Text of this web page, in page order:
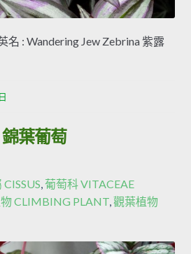
名 : Wandering Jew Zebrina 紫露
錦葉葡萄
,葡萄科 VITACEAE
CLIMBING PLANT,觀葉植物